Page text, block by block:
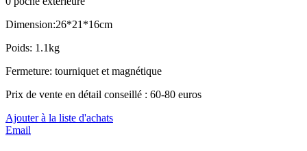
Dimension:26*21*16cm
Poids: 1.1kg
Fermeture: tourniquet et magnétique
Prix de vente en détail conseillé : 60-80 euros
Ajouter à la liste d'achats
Email